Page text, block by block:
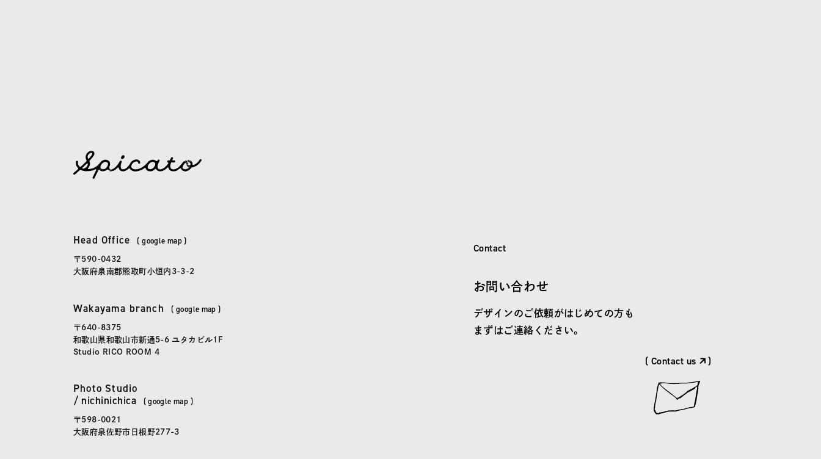
お問い合わせ
Contact
デザインのご依頼がはじめての方も
まずはご連絡ください。
( Contact us )
本社
Head Office (google map)
〒590-0432
大阪府泉南郡熊取町小垣内3-3-2
和歌山事務所
Wakayama branch ( google map )
〒640-8375
和歌山県和歌山市新通5-6 ユタカビル1F
Studio RICO ROOM 4
かしこまらない写真館「
Photo Studio
/ nichinichica (google map )
〒598-0021
大阪府泉佐野市日根野277-3